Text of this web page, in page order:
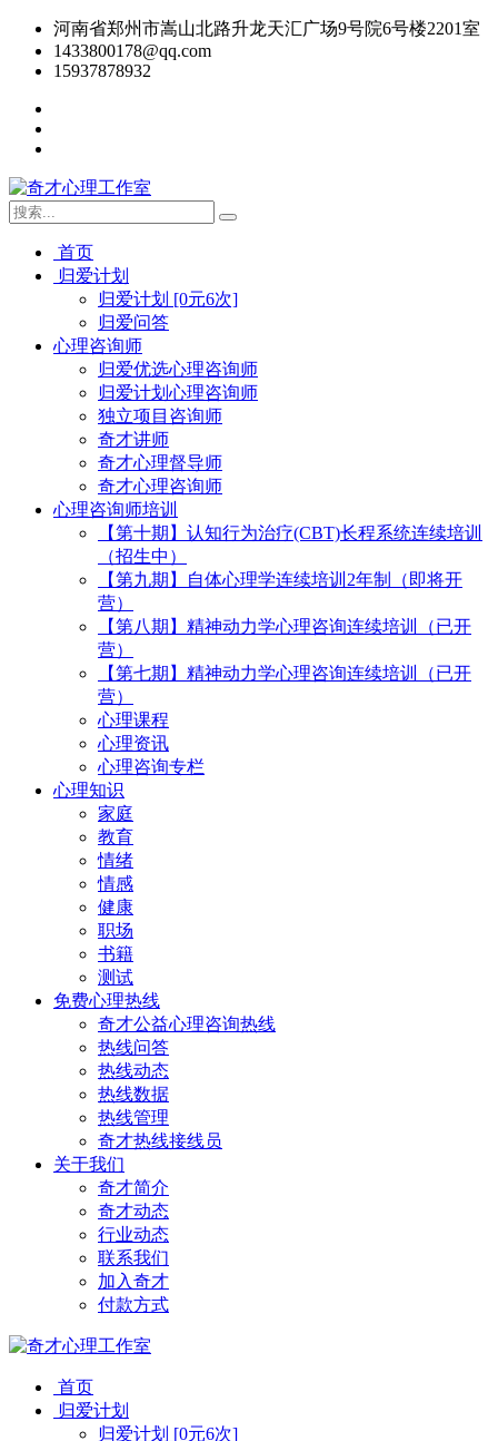
河南省郑州市嵩山北路升龙天汇广场9号院6号楼2201室
1433800178@qq.com
15937878932
首页
归爱计划
归爱计划 [0元6次]
归爱问答
心理咨询师
归爱优选心理咨询师
归爱计划心理咨询师
独立项目咨询师
奇才讲师
奇才心理督导师
奇才心理咨询师
心理咨询师培训
【第十期】认知行为治疗(CBT)长程系统连续培训
（招生中）
【第九期】自体心理学连续培训2年制（即将开
营）
【第八期】精神动力学心理咨询连续培训（已开
营）
【第七期】精神动力学心理咨询连续培训（已开
营）
心理课程
心理资讯
心理咨询专栏
心理知识
家庭
教育
情绪
情感
健康
职场
书籍
测试
免费心理热线
奇才公益心理咨询热线
热线问答
热线动态
热线数据
热线管理
奇才热线接线员
关于我们
奇才简介
奇才动态
行业动态
联系我们
加入奇才
付款方式
首页
归爱计划
归爱计划 [0元6次]